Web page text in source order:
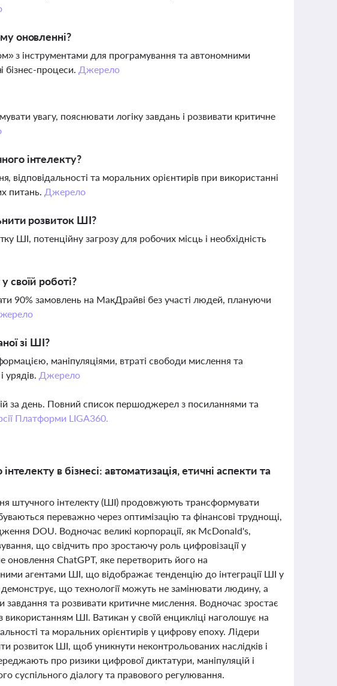
оновленні?
з інструментами для програмування та автономними
бізнес-процеси. Джерело
увагу, пояснювати логіку завдань і розвивати критичне
інтелекту?
та моральних орієнтирів при використанні
питань. Джерело
розвиток ШІ?
ШІ, потенційну загрозу для робочих місць і необхідність
своїй роботі?
90% замовлень на МакДрайві без участі людей, плануючи
зі ШІ?
маніпуляціями, втраті свободи мислення та
урядів. Джерело
за день. Повний список першоджерел з посиланнями та
Платформи LIGA360.
в бізнесі: автоматизація, етичні аспекти та
штучного інтелекту (ШІ) продовжують трансформувати
переважно через оптимізацію та фінансові труднощі,
DOU. Водночас великі корпорації, як McDonald's,
що свідчить про зростаючу роль цифровізації у
оновлення ChatGPT, яке перетворить його на
агентами ШІ, що відображає тенденцію до інтеграції ШІ у
демонструє, що технології можуть не замінювати людину, а
завдання та розвивати критичне мислення. Водночас зростає
використанням ШІ. Ватикан у своїй енцикліці наголошує на
та моральних орієнтирів у цифрову епоху. Лідери
розвиток ШІ, щоб уникнути неконтрольованих наслідків і
про ризики цифрової диктатури, маніпуляцій і
суспільного діалогу та правового регулювання.